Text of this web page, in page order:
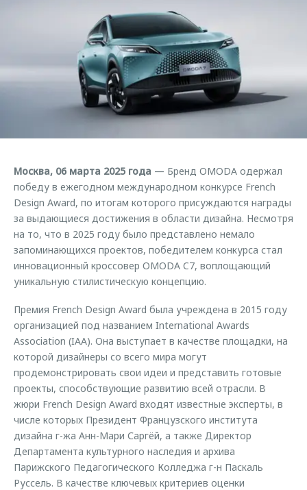
Кредитный калькулятор
Одежда и сувениры
Оригинальные аксессуары
Калькулятор трейд-ин
Клуб владельцев OMODA
Приложение O&J
Одежда и сувениры
Запчасти
Москва, 06 марта 2025 года — Бренд OMODA одержал
победу в ежегодном международном конкурсе French
Design Award, по итогам которого присуждаются награды
за выдающиеся достижения в области дизайна. Несмотря
на то, что в 2025 году было представлено немало
запоминающихся проектов, победителем конкурса стал
инновационный кроссовер OMODA C7, воплощающий
уникальную стилистическую концепцию.
Премия French Design Award была учреждена в 2015 году
организацией под названием International Awards
Association (IAA). Она выступает в качестве площадки, на
которой дизайнеры со всего мира могут
продемонстрировать свои идеи и представить готовые
проекты, способствующие развитию всей отрасли. В
жюри French Design Award входят известные эксперты, в
числе которых Президент Французского института
дизайна г-жа Анн-Мари Саргёй, а также Директор
Департамента культурного наследия и архива
Парижского Педагогического Колледжа г-н Паскаль
Руссель. В качестве ключевых критериев оценки